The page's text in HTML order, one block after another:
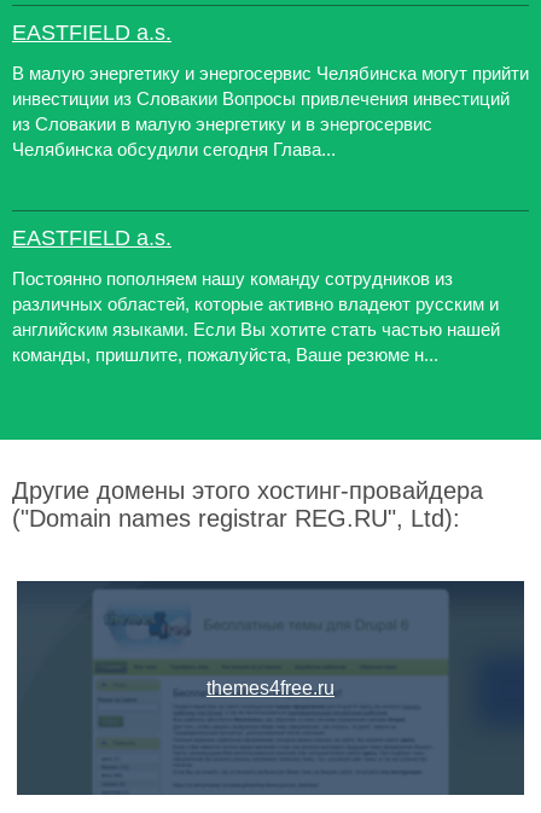
EASTFIELD a.s.
В малую энергетику и энергосервис Челябинска могут прийти
инвестиции из Словакии Вопросы привлечения инвестиций
из Словакии в малую энергетику и в энергосервис
Челябинска обсудили сегодня Глава...
EASTFIELD a.s.
Постоянно пополняем нашу команду сотрудников из
различных областей, которые активно владеют русским и
английским языками. Если Вы хотите стать частью нашей
команды, пришлите, пожалуйста, Ваше резюме н...
Другие домены этого хостинг-провайдера
("Domain names registrar REG.RU", Ltd):
themes4free.ru